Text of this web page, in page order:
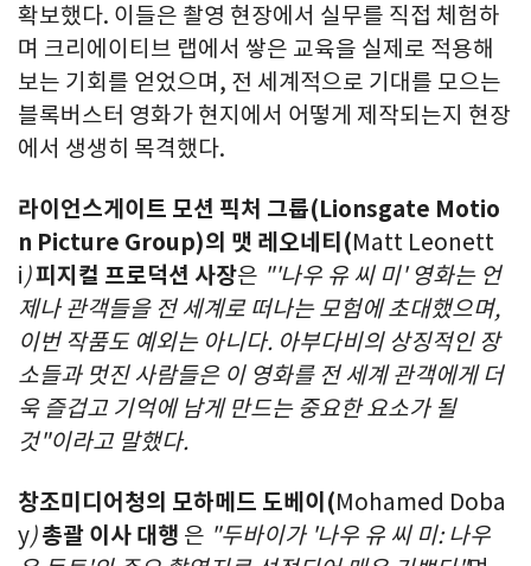
확보했다. 이들은 촬영 현장에서 실무를 직접 체험하
며 크리에이티브 랩에서 쌓은 교육을 실제로 적용해
보는 기회를 얻었으며, 전 세계적으로 기대를 모으는
블록버스터 영화가 현지에서 어떻게 제작되는지 현장
에서 생생히 목격했다.
라이언스게이트 모션 픽처 그룹(Lionsgate Motio
n Picture Group)의 맷 레오네티 (Matt Leonett
i)피지컬 프로덕션 사장은 "'나우 유 씨 미'영화는 언
제나 관객들을 전 세계로 떠나는 모험에 초대했으며,
이번 작품도 예외는 아니다. 아부다비의 상징적인 장
소들과 멋진 사람들은 이 영화를 전 세계 관객에게 더
욱 즐겁고 기억에 남게 만드는 중요한 요소가 될
것"이라고 말했다.
창조미디어청의 모하메드 도베이 (Mohamed Doba
y) 총괄 이사 대행 은 "두바이가 '나우 유 씨 미: 나우